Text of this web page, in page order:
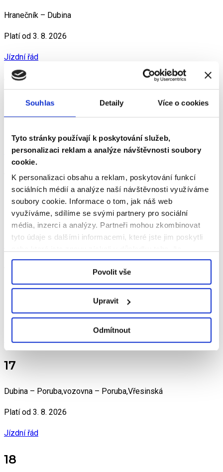
Souhlas Detaily Více o cookies
Tyto stránky používají k poskytování služeb,
personalizaci reklam a analýze návštěvnosti soubory
cookie.
K personalizaci obsahu a reklam, poskytování funkcí
sociálních médií a analýze naší návštěvnosti využíváme
soubory cookie. Informace o tom, jak náš web
využíváme, sdílíme se svými partnery pro sociální
média, inzerci a analýzy. Partneři mohou zkombinovat
tyto údaje s dalšími informacemi, které jste jim poskytli
využíváte jejich služby.
Povolit vše
Upravit
Odmítnout
Hranečník – Dubina
Platí od 3. 8. 2026
Jízdní řád
13
Zábřeh – Hranečník
Jízdní řád
14
Hlavní nádraží – Nová huť jižní brána
Platí od 3. 8. 2026
Platí od 3. 8. 2026
17
Dubina – Poruba,vozovna – Poruba,Vřesinská
Platí od 3. 8. 2026
Jízdní řád
18